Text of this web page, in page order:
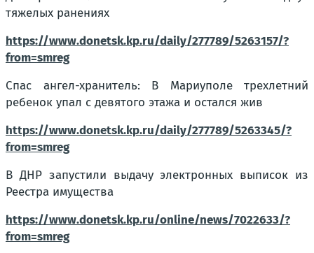
тяжелых ранениях
https://www.donetsk.kp.ru/daily/277789/5263157/?
from=smreg
Спас ангел-хранитель: В Мариуполе трехлетний
ребенок упал с девятого этажа и остался жив
https://www.donetsk.kp.ru/daily/277789/5263345/?
from=smreg
В ДНР запустили выдачу электронных выписок из
Реестра имущества
https://www.donetsk.kp.ru/online/news/7022633/?
from=smreg